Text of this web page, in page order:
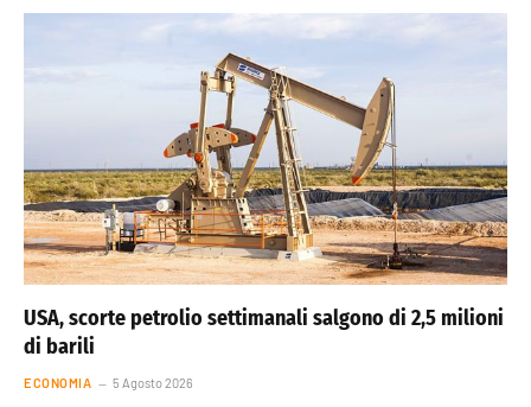
USA, scorte petrolio settimanali salgono di 2,5 milioni
di barili
ECONOMIA 5 Agosto 2026